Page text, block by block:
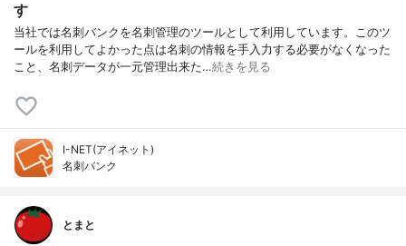
す
当社では名刺バンクを名刺管理のツールとして利用しています。このツ
ールを利用してよかった点は名刺の情報を手入力する必要がなくなった
こと、名刺データが一元管理出来た…続きを見る
I-NET(アイネット)
名刺バンク
とまと